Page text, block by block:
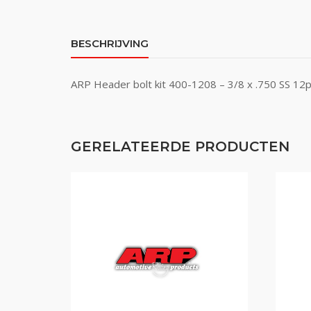
BESCHRIJVING
ARP Header bolt kit 400-1208 – 3/8 x .750 SS
GERELATEERDE PRODUCTEN